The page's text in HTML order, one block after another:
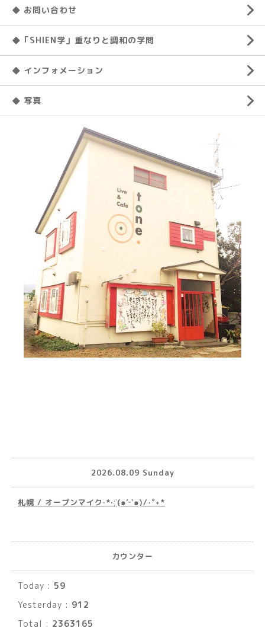
◆ お問い合わせ
◆「SHIEN学」重なりと調和の学問
◆ インフォメーション
◆ 写真
2026.08.09 Sunday
札幌 / オープンマイク·*· ҉(๑′ᵕ‵๑)/‧˚︎˖*
カウンター
Today : 59
Yesterday : 912
Total : 2363165